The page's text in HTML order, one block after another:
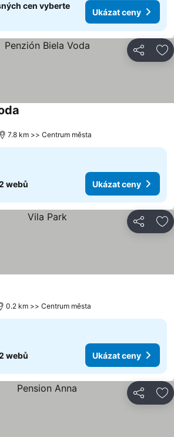
cen vyberte
Ukázat ceny
Sdílet
7.8 km >> Centrum města
webů Ukázat ceny
Sdílet
0.2 km >> Centrum města
webů Ukázat ceny
Sdílet